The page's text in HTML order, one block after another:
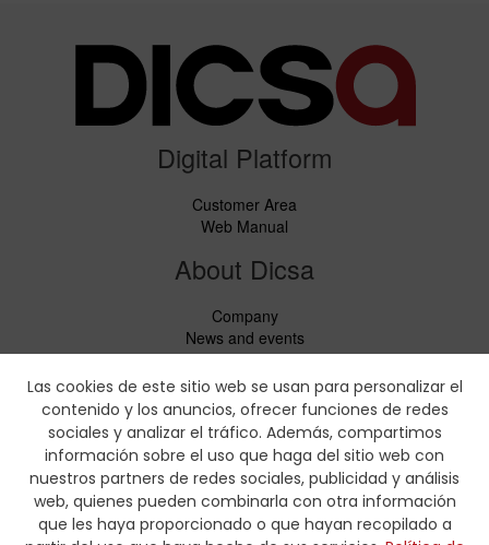
Las cookies de este sitio web se usan para personalizar el
contenido y los anuncios, ofrecer funciones de redes
sociales y analizar el tráfico. Además, compartimos
información sobre el uso que haga del sitio web con
nuestros partners de redes sociales, publicidad y análisis
web, quienes pueden combinarla con otra información
que les haya proporcionado o que hayan recopilado a
Digital Platform
Customer Area
Web Manual
About Dicsa
Company
News and events
Services
Code of Conduct
Social responsability
CbC Report
Downloads
Price lists and leaflets
Certificates